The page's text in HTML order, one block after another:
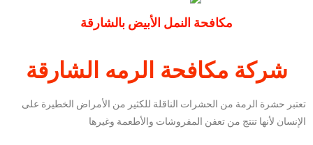
مكافحة النمل الأبيض بالشارقة
شركة مكافحة الرمه الشارقة
تعتبر حشرة الرمة من الحشرات الناقلة للكثير من الأمراض الخطيرة على
الإنسان لأنها تنتج من تعفن المفروشات والأطعمة وغيرها